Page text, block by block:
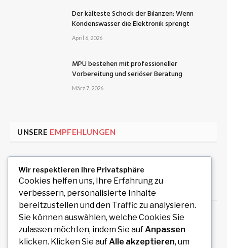
Der kälteste Schock der Bilanzen: Wenn
Kondenswasser die Elektronik sprengt
April 6, 2026
MPU bestehen mit professioneller
Vorbereitung und seriöser Beratung
März 7, 2026
UNSERE EMPFEHLUNGEN
Mobile Wellness
August 7, 2026
Auto Anmeldung einfach online durchführen
und sofort legal losfahren
August 7, 2026
Wir respektieren Ihre Privatsphäre
Cookies helfen uns, Ihre Erfahrung zu
verbessern, personalisierte Inhalte
bereitzustellen und den Traffic zu analysieren.
Sie können auswählen, welche Cookies Sie
zulassen möchten, indem Sie aufAnpassen
klicken. Klicken Sie aufAlle akzeptieren, um